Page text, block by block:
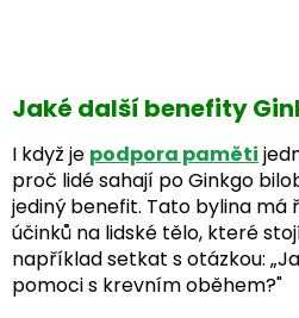
Jaké další benefity
I když je podpora paměti
proč lidé sahají po Ginkgo
jediný benefit. Tato bylina má
účinků na lidské tělo, které
například setkat s otázkou:
pomoci s krevním oběhem?"